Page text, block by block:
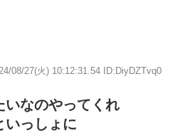
08/27(火) 10:12:31.54 ID:DiyDZTvq0
いなのやってくれ
いっしょに